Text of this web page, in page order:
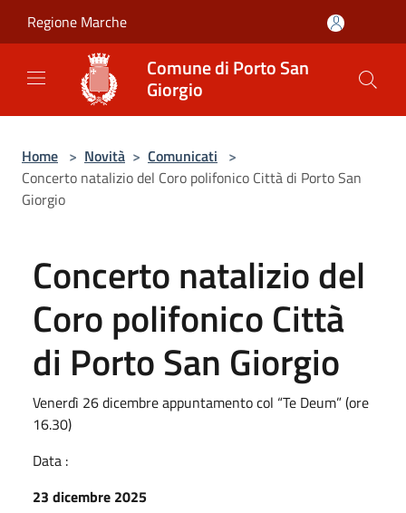
Regione Marche
Comune di Porto San
Giorgio
Home > Novità > Comunicati >
Concerto natalizio del Coro polifonico Città di Porto San
Giorgio
Concerto natalizio del
Coro polifonico Città
di Porto San Giorgio
Venerdì 26 dicembre appuntamento col “Te Deum” (ore
16.30)
Data :
23 dicembre 2025